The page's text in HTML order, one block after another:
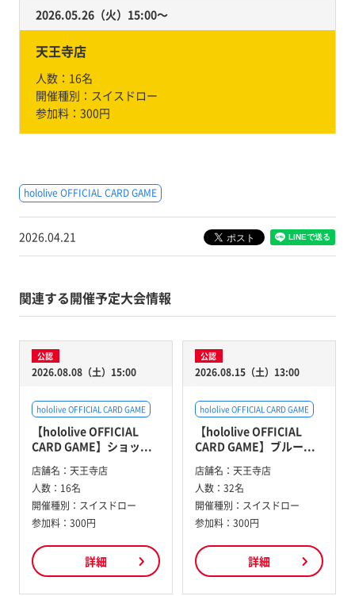
2026.05.26（火）15:00〜
天王寺店
人数： 16名
開催種別： スイスドロー
参加料： 300円
hololive OFFICIAL CARD GAME
2026.04.21
関連する開催予定大会情報
公認
2026.08.08（土）15:00
hololive OFFICIAL CARD GAME
【hololive OFFICIAL
CARD GAME】ショッ...
店舗名： 天王寺店
人数： 16名
開催種別： スイスドロー
参加料： 300円
詳細
公認
2026.08.15（土）13:00
hololive OFFICIAL CARD GAME
【hololive OFFICIAL
CARD GAME】ブルー...
店舗名： 天王寺店
人数： 32名
開催種別： スイスドロー
参加料： 300円
詳細